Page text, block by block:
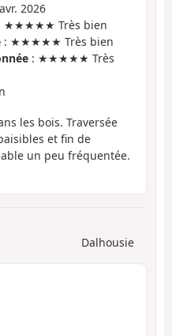
2026
★★★★★ Très bien
: ★★★★★ Très bien
: ★★★★★ Très
les bois. Traversée
et fin de
un peu fréquentée.
Dalhousie